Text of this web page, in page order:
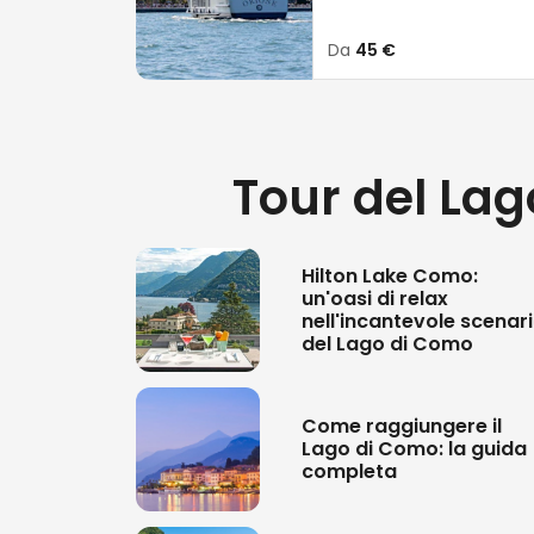
dei borghi affacciati sul lago
lagoè una delle esperienze più
più tranquilli, le insenature più
avventura, puoi esplorare i
innumerevoli opportunità di fare
Visitare il Lago di Como
un’esperienza che rimane nel
Da 45 €
Tour del
Hilton Lake Como:
un'oasi di relax
nell'incantevole
del Lago di Como
Come raggiungere il
Lago di Como: la guida
completa